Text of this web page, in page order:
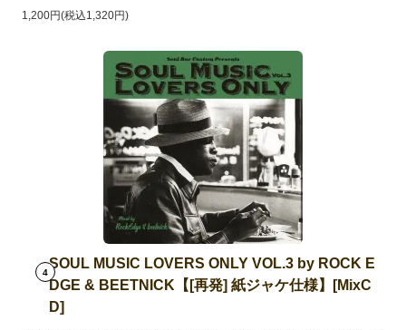
1,200円(税込1,320円)
4
SOUL MUSIC LOVERS ONLY VOL.3 by ROCK E
DGE & BEETNICK【[再発] 紙ジャケ仕様】[MixC
D]